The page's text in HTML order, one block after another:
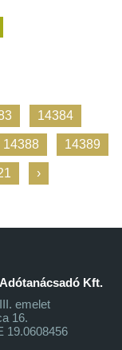
14384
14388 14389
›
Kft.
emelet
16.
19.0608456